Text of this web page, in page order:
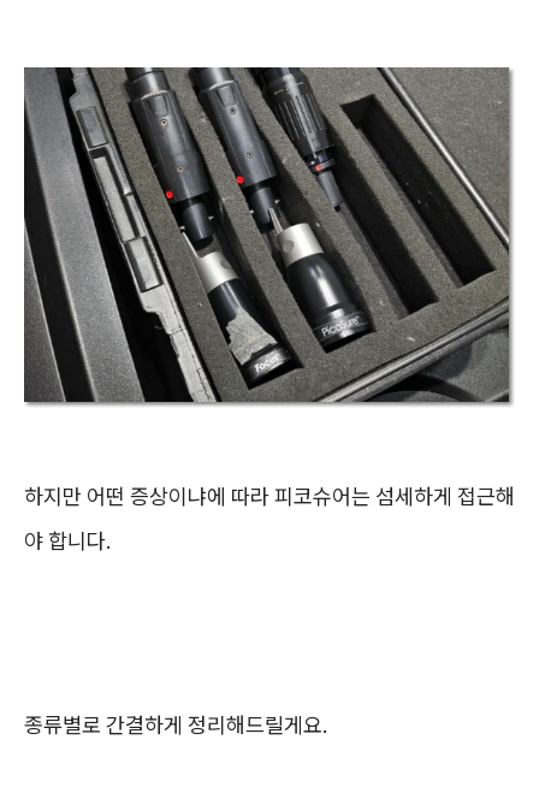
하지만 어떤 증상이냐에 따라 피코슈어는 섬세하게 접근해
야 합니다.
종류별로 간결하게 정리해드릴게요.